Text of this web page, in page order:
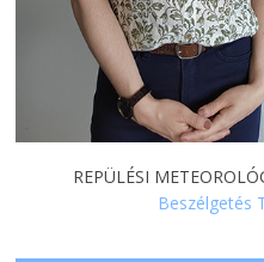
REPÜLÉSI
Beszélgetés